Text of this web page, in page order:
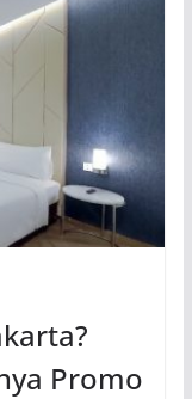
Promo